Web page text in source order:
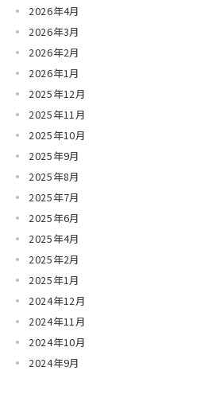
2026年4月
2026年3月
2026年2月
2026年1月
2025年12月
2025年11月
2025年10月
2025年9月
2025年8月
2025年7月
2025年6月
2025年4月
2025年2月
2025年1月
2024年12月
2024年11月
2024年10月
2024年9月